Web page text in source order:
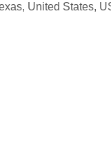
United States,